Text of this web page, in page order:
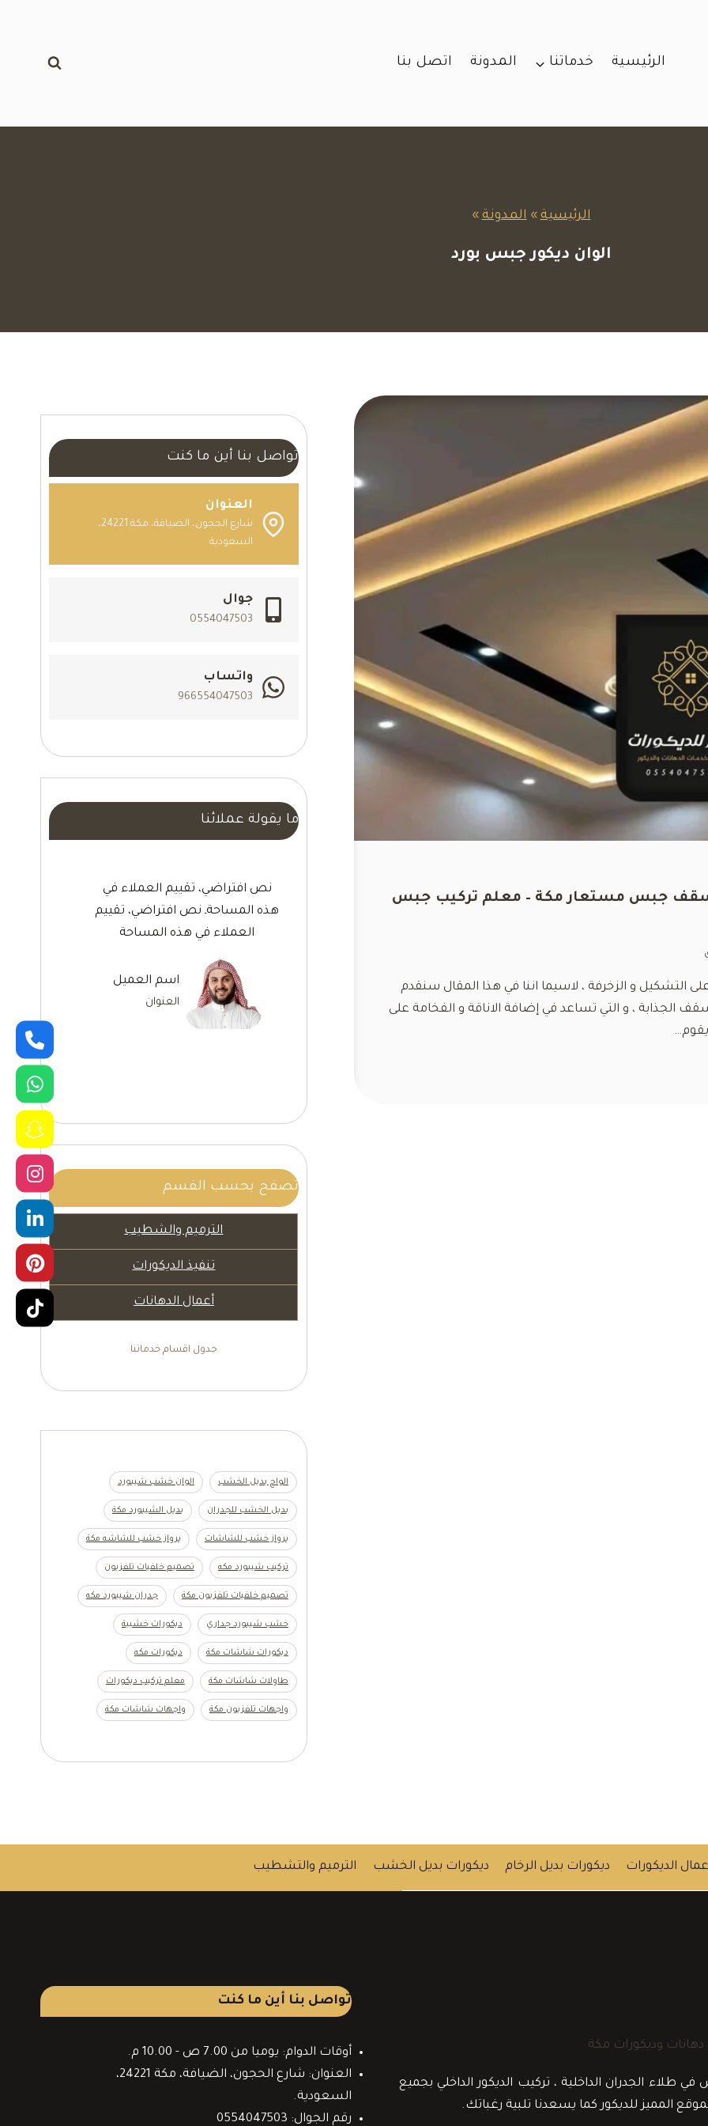
الرئيسية خدماتنا المدونة اتصل بنا
الرئيسية » المدونة »
الوان ديكور جبس بورد
جبس بورد مكة 📞 0554047503 اسقف جبس مستعار مكة – معلم تركيب جبس
التشكيل و الزخرفة ، لاسيما اننا في هذا المقال سنقدم
، و التي تساعد في إضافة الاناقة و الفخامة على
تواصل بنا أين ما كنت
العنوان
شارع الحجون، الضيافة، مكة 24221،
السعودية
جوال
0554047503
واتساب
966554047503
ما يقولة عملائنا
نص افتراضي، تقييم العملاء في
هذه المساحةـ نص افتراضي، تقييم
العملاء في هذه المساحة
اسم العميل
العنوان
تصفح بحسب القسم
الترميم والشطيب
تنفيذ الديكورات
أعمال الدهانات
جدول اقسام خدماتنا
الواح بديل الخشب الوان خشب شيبورد
بديل الخشب للجدران بديل الشيبورد مكة
برواز خشب للشاشات برواز خشب للشاشه مكة
تركيب شيبورد مكه تصميم خلفيات تلفزيون
تصميم خلفيات تلفزيون مكة جدران شيبورد مكه
خشب شيبورد جداري ديكورات خشبية
ديكورات شاشات مكة ديكورات مكه
طاولات شاشات مكة معلم تركيب ديكورات
واجهات تلفزيون مكة واجهات شاشات مكة
الديكورات ديكورات بديل الرخام ديكورات بديل الخشب الترميم والتشطيب
الجدران الداخلية ، تركيب الديكور الداخلي بجميع
المميز للديكور كما يسعدنا تلبية رغباتك.
تواصل بنا أين ما كنت
أوقات الدوام: يوميا من 7.00 ص - 10.00 م.
العنوان: شارع الحجون، الضيافة، مكة 24221،
السعودية.
رقم الجوال: 0554047503